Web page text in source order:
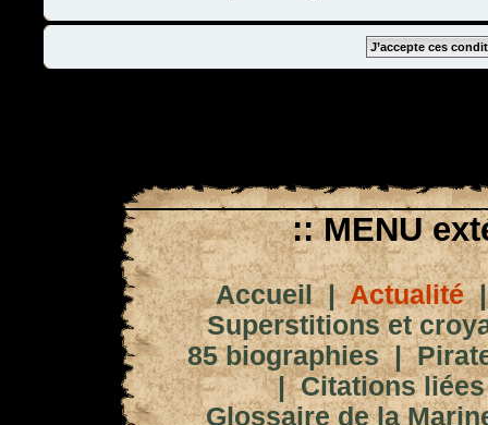
:: MENU
Accueil|Actualité
Superstitions et
85 biographies|
|Citations
Glossaire de la